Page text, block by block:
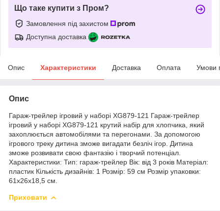
Що таке купити з Пром?
Замовлення під захистом
Доступна доставка
Опис Характеристики Доставка Оплата Умови
Опис
Гараж-трейлер ігровий у наборі XG879-121 Гараж-трейлер
ігровий у наборі XG879-121 крутий набір для хлопчика, який
захоплюється автомобілями та перегонами. За допомогою
ігрового треку дитина зможе вигадати безліч ігор. Дитина
зможе розвивати свою фантазію і творчий потенціал.
Характеристики: Тип: гараж-трейлер Вік: від 3 років Матеріал:
пластик Кількість дизайнів: 1 Розмір: 59 см Розмір упаковки:
61х26х18,5 см.
Приховати